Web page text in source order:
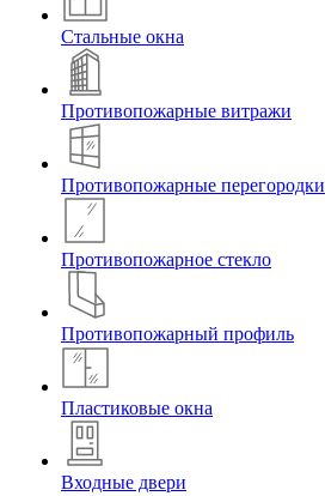
Стальные окна
Противопожарные витражи
Противопожарные перегородки
Противопожарное стекло
Противопожарный профиль
Пластиковые окна
Входные двери